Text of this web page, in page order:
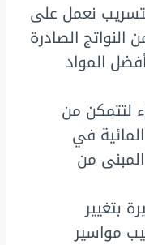
نعمل على
الصادرة
المواد
لتتمكن من
في
من
بتغيير
مواسير